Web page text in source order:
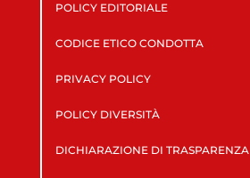
POLICY EDITORIALE
CODICE ETICO CONDOTTA
PRIVACY POLICY
POLICY DIVERSITÀ
DICHIARAZIONE DI TRASPARENZA